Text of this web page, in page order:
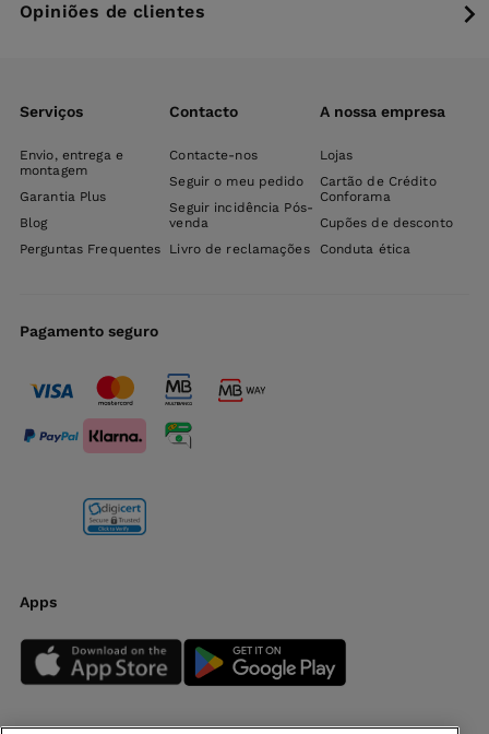
Opiniões de clientes
Serviços
Envio, entrega e
montagem
Garantia Plus
Blog
Perguntas Frequentes
Contacto
Contacte-nos
Seguir o meu pedido
Seguir incidência Pós-
venda
Livro de reclamações
A nossa empresa
Lojas
Cartão de Crédito
Conforama
Cupões de desconto
Conduta ética
Pagamento seguro
Apps